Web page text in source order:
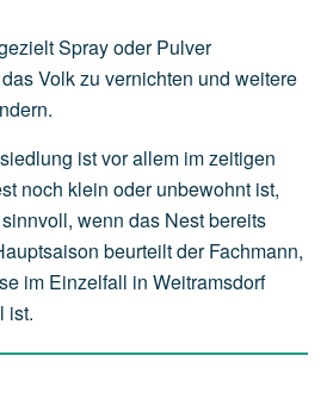
Sprayoder Pulver
dasVolkzu vernichten und weitere
ist vor allem im zeitigen
noch klein oder unbewohnt ist,
wenn das Nest bereits
beurteilt der Fachmann,
im Einzelfall in Weitramsdorf
ist.